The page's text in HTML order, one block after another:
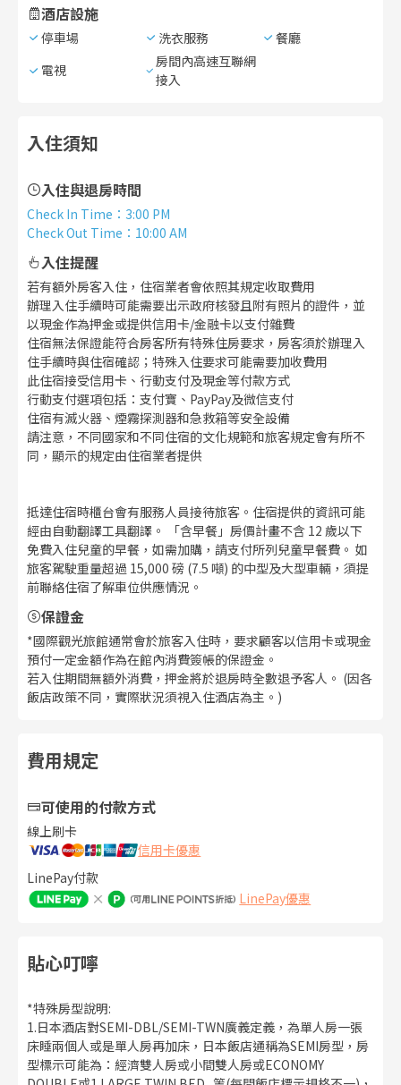
酒店設施
停車場 洗衣服務
餐廳
電視
房間內高速互聯網
接入
入住須知
入住與退房時間
Check In Time ： 3:00 PM
Check Out Time ： 10:00 AM
入住提醒
若有額外房客入住，住宿業者會依照其規定收取費用
辦理入住手續時可能需要出示政府核發且附有照片的證件，並
以現金作為押金或提供信用卡/金融卡以支付雜費
住宿無法保證能符合房客所有特殊住房要求，房客須於辦理入
住手續時與住宿確認；特殊入住要求可能需要加收費用
此住宿接受信用卡、行動支付及現金等付款方式
行動支付選項包括：支付寶、PayPay及微信支付
住宿有滅火器、煙霧探測器和急救箱等安全設備
請注意，不同國家和不同住宿的文化規範和旅客規定會有所不
同，顯示的規定由住宿業者提供
抵達住宿時櫃台會有服務人員接待旅客。住宿提供的資訊可能
經由自動翻譯工具翻譯。 「含早餐」房價計畫不含 12 歲以下
免費入住兒童的早餐，如需加購，請支付所列兒童早餐費。 如
旅客駕駛重量超過 15,000 磅 (7.5 噸) 的中型及大型車輛，須提
前聯絡住宿了解車位供應情況。
保證金
*國際觀光旅館通常會於旅客入住時，要求顧客以信用卡或現金
預付一定金額作為在館內消費簽帳的保證金。
若入住期間無額外消費，押金將於退房時全數退予客人。 (因各
飯店政策不同，實際狀況須視入住酒店為主。)
費用規定
可使用的付款方式
線上刷卡
信用卡優惠
LinePay付款
LinePay優惠
貼心叮嚀
*特殊房型說明:
1.日本酒店對SEMI-DBL/SEMI-TWN廣義定義，為單人房一張
床睡兩個人或是單人房再加床，日本飯店通稱為SEMI房型，房
型標示可能為：經濟雙人房或小間雙人房或ECONOMY